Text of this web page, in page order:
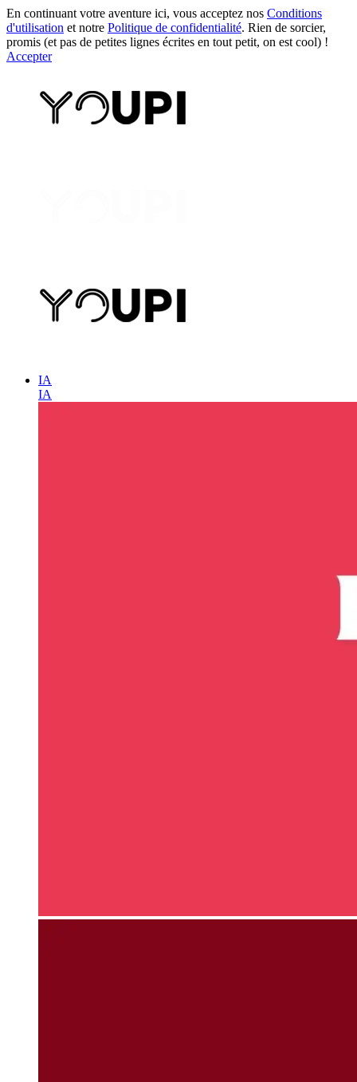
En continuant votre aventure ici, vous acceptez nos Conditions
d'utilisation et notre Politique de confidentialité. Rien de sorcier,
promis (et pas de petites lignes écrites en tout petit, on est cool) !
Accepter
IA
IA